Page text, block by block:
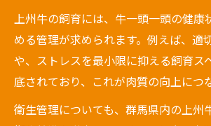
上州牛の飼育には、牛一頭一頭の健康
める管理が求められます。例えば、適
や、ストレスを最小限に抑える飼育ス
底されており、これが肉質の向上につ
衛生管理についても、群馬県内の上州